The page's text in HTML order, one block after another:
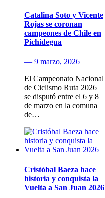
Catalina Soto y Vicente
Rojas se coronan
campeones de Chile en
Pichidegua
— 9 marzo, 2026
El Campeonato Nacional
de Ciclismo Ruta 2026
se disputó entre el 6 y 8
de marzo en la comuna
de…
Cristóbal Baeza hace
historia y conquista la
Vuelta a San Juan 2026